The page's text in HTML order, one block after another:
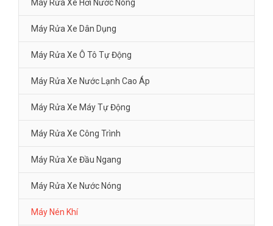
Máy Rửa Xe Hơi Nước Nóng
Máy Rửa Xe Dân Dụng
Máy Rửa Xe Ô Tô Tự Động
Máy Rửa Xe Nước Lạnh Cao Áp
Máy Rửa Xe Máy Tự Động
Máy Rửa Xe Công Trình
Máy Rửa Xe Đầu Ngang
Máy Rửa Xe Nước Nóng
Máy Nén Khí